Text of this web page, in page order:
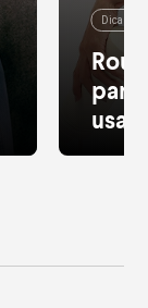
Dicas de
para
usar